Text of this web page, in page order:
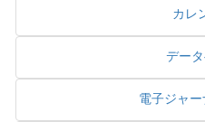
カレ
デー
電子ジャ